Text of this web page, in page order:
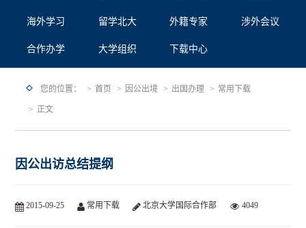
海外学习 留学北大 外籍专家 涉外会议
合作办学 大学组织 下载中心
您的位置： 首页 因公出境 出国办理 常用下载
正文
因公出访总结提纲
2015-09-25 常用下载 北京大学国际合作部 4049